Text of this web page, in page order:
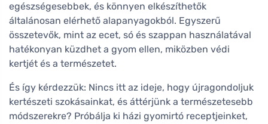
egészségesebbek, és könnyen elkészíthetők
általánosan elérhető alapanyagokból. Egyszerű
összetevők, mint az ecet, só és szappan használatával
hatékonyan küzdhet a gyom ellen, miközben védi
kertjét és a természetet.
És így kérdezzük: Nincs itt az ideje, hogy újragondoljuk
kertészeti szokásainkat, és áttérjünk a természetesebb
módszerekre? Próbálja ki házi gyomirtó receptjeinket,